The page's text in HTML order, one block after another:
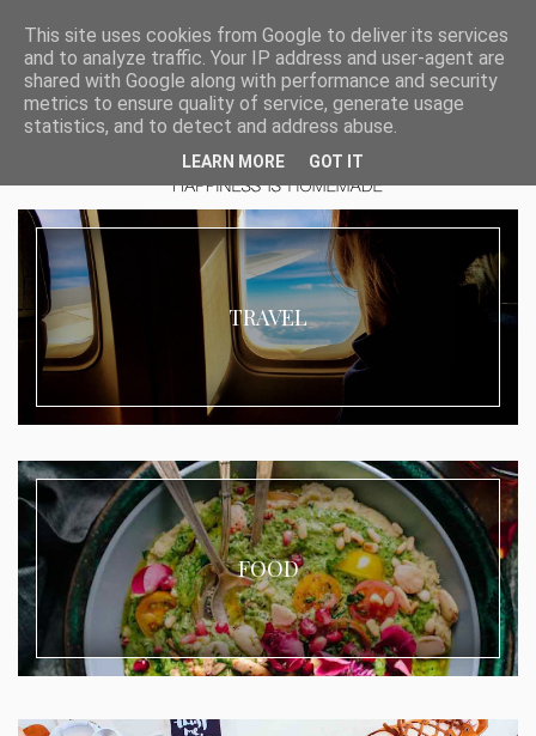
TRAVEL
FOOD
This site uses cookies from Google to deliver its services
and to analyze traffic. Your IP address and user-agent are
shared with Google along with performance and security
metrics to ensure quality of service, generate usage
statistics, and to detect and address abuse.
LEARN MORE GOT IT